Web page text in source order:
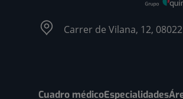
Carrer de Vilana, 12,
Cuadro médicoEspecialidades